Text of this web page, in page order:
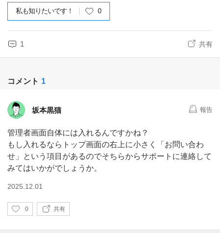
私も知りたいです！ 0
1 共有
コメント 1
坂本黒猫 報告
管理者画面自体には入れるんですかね？
もし入れるならトップ画面の右上に小さく「お問い合わ
せ」という項目があるのでそちらからサポートに連絡して
みてはいかがでしょうか。
2025.12.01
い
0 共有